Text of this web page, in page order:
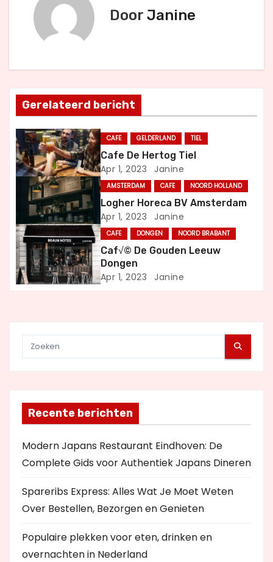
h
t
n
a
v
g
a
t
Door Janine
Gerelateerd bericht
CAFE GELDERLAND TIEL
Cafe De Hertog Tiel
Apr 1, 2023 Janine
AMSTERDAM CAFE NOORD HOLLAND
Logher Horeca BV Amsterdam
Apr 1, 2023 Janine
CAFE DONGEN NOORD BRABANT
Caf√© De Gouden Leeuw
Dongen
Apr 1, 2023 Janine
Recente berichten
Modern Japans Restaurant Eindhoven: De
Complete Gids voor Authentiek Japans Dineren
Spareribs Express: Alles Wat Je Moet Weten
Over Bestellen, Bezorgen en Genieten
Populaire plekken voor eten, drinken en
overnachten in Nederland